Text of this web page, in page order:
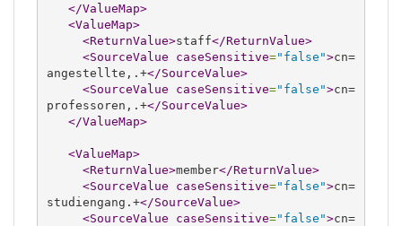
</ValueMap>
<ValueMap>
<ReturnValue>staff</ReturnValue>
<SourceValue
caseSensitive="false">cn=
angestellte,.+</SourceValue>
<SourceValue
caseSensitive="false">cn=
professoren,.+</SourceValue>
</ValueMap>
<ValueMap>
<ReturnValue>member</ReturnValue>
<SourceValue
caseSensitive="false">cn=
studiengang.+</SourceValue>
<SourceValue
caseSensitive="false">cn=